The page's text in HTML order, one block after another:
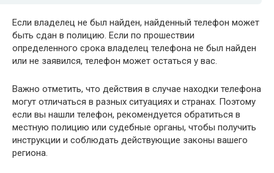
Если владелец не был найден, найденный телефон может
быть сдан в полицию. Если по прошествии
определенного срока владелец телефона не был найден
или не заявился, телефон может остаться у вас.
Важно отметить, что действия в случае находки телефона
могут отличаться в разных ситуациях и странах. Поэтому
если вы нашли телефон, рекомендуется обратиться в
местную полицию или судебные органы, чтобы получить
инструкции и соблюдать действующие законы вашего
региона.